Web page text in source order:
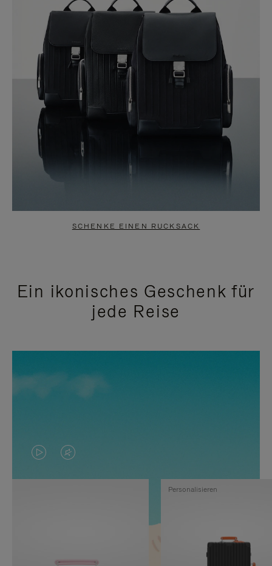
SCHENKE EINEN RUCKSACK
Ein ikonisches Geschenk für
jede Reise
DAS
VIDEO
VIDEO
IST
Personalisieren